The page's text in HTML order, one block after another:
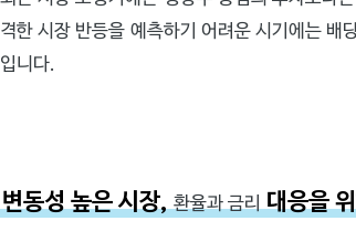
격한 시장 반등을 예측하기 어려운 시기에는 배
입니다.
변동성 높은 시장,환율과 금리대응을